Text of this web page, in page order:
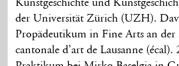
Kunstgeschichte und
der Universität Zürich (UZH).
Propädeutikum in Fine Arts an der
cantonale d’art de Lausanne (écal).